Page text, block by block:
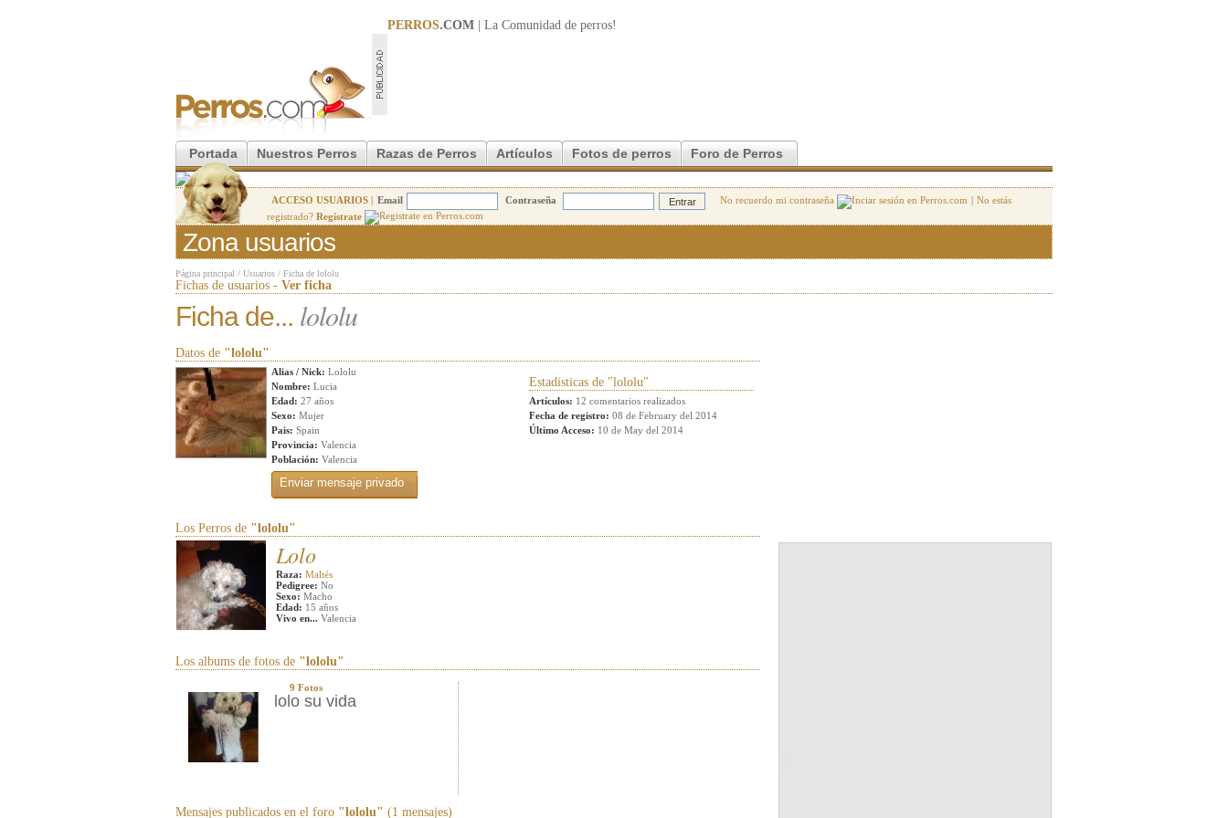
PERROS.COM | La Comunidad de perros!
Portada Nuestros Perros Razas de Perros Artículos Fotos de perros Foro de Perros
ACCESO USUARIOS | Email Contraseña No recuerdo mi contraseña | No estás
registrado? Regístrate
Zona usuarios
Página principal / Usuarios / Ficha de lololu
Fichas de usuarios - Ver ficha
Ficha de... lololu
Datos de "lololu"
Alias / Nick: Lololu
Nombre: Lucia
Edad: 27 años
Sexo: Mujer
Pais: Spain
Provincia: Valencia
Población: Valencia
Estadisticas de "lololu"
Artículos: 12 comentarios realizados
Fecha de registro: 08 de February del 2014
Último Acceso: 10 de May del 2014
Los Perros de "lololu"
Lolo
Raza: Maltés
Pedigree: No
Sexo: Macho
Edad: 15 años
Vivo en... Valencia
Los albums de fotos de "lololu"
9 Fotos
lolo su vida
Mensajes publicados en el foro "lololu" (1 mensajes)